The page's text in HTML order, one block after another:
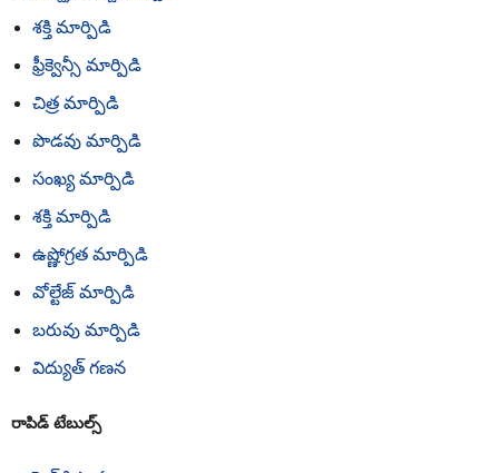
శక్తి మార్పిడి
ఫ్రీక్వెన్సీ మార్పిడి
చిత్ర మార్పిడి
పొడవు మార్పిడి
సంఖ్య మార్పిడి
శక్తి మార్పిడి
ఉష్ణోగ్రత మార్పిడి
వోల్టేజ్ మార్పిడి
బరువు మార్పిడి
విద్యుత్ గణన
రాపిడ్ టేబుల్స్